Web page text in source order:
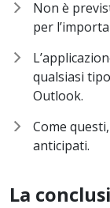
Non è
per
qualsiasi
Outlook.
Come
anticipati.
La